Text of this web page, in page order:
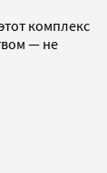
комплекс
— не